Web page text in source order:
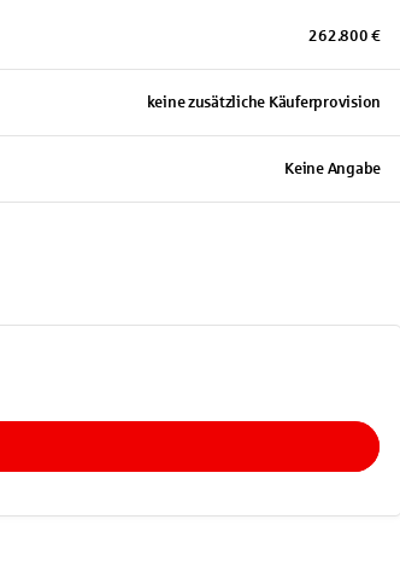
262.800 €
keine zusätzliche Käuferprovision
Keine Angabe